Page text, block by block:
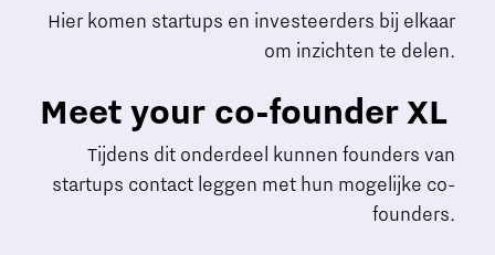
Hier komen startups en investeerders bij elkaar
om inzichten te delen.
Meet your co-founder XL
Tijdens dit onderdeel kunnen founders van
startups contact leggen met hun mogelijke co-
founders.